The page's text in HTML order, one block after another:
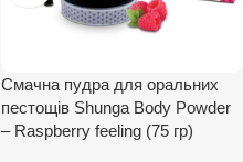
Смачна пудра для оральних
пестощів Shunga Body Powder
– Raspberry feeling (75 гр)